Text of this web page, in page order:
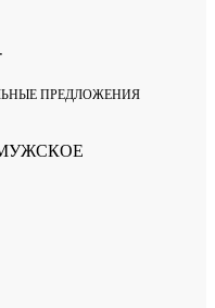
ПРЕДЛОЖЕНИЯ